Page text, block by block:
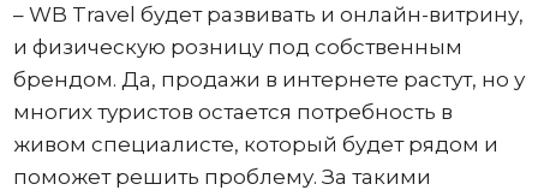
– WB Travel будет развивать и онлайн-витрину,
и физическую розницу под собственным
брендом. Да, продажи в интернете растут, но у
многих туристов остается потребность в
живом специалисте, который будет рядом и
поможет решить проблему. За такими